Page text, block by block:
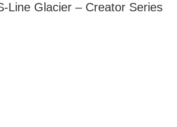
Line Glacier – Creator Series